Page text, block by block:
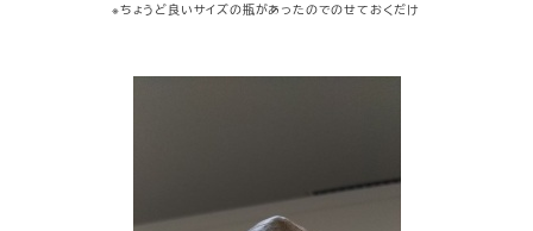
※ちょうど良いサイズの瓶があったのでのせておくだけ